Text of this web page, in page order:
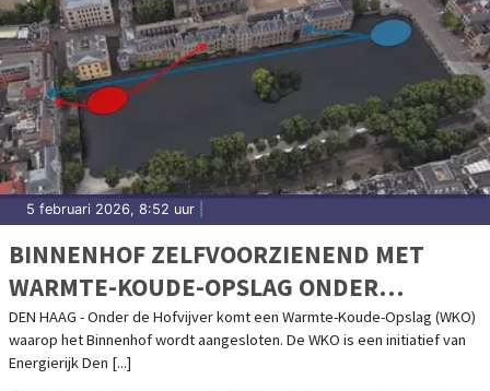
5 februari 2026, 8:52 uur
BINNENHOF ZELFVOORZIENEND MET
WARMTE-KOUDE-OPSLAG ONDER
HOFVIJVER
DEN HAAG - Onder de Hofvijver komt een Warmte-Koude-Opslag (WKO)
waarop het Binnenhof wordt aangesloten. De WKO is een initiatief van
Energierijk Den [...]